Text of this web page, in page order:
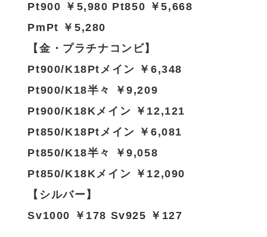
Pt900 ￥5,980 Pt850 ￥5,668
PmPt ￥5,280
【金・プラチナコンビ】
Pt900/K18Ptメイン ￥6,348
Pt900/K18半々 ￥9,209
Pt900/K18Kメイン ￥12,121
Pt850/K18Ptメイン ￥6,081
Pt850/K18半々 ￥9,058
Pt850/K18Kメイン ￥12,090
【シルバー】
Sv1000 ￥178 Sv925 ￥127